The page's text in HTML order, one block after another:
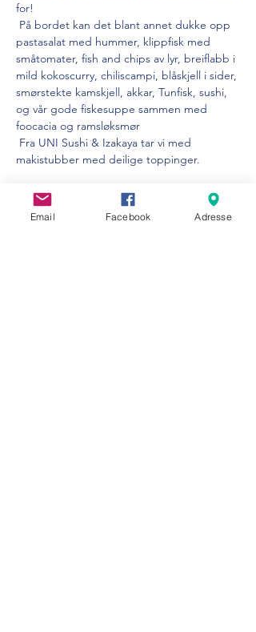
for!
På bordet kan det blant annet dukke opp
pastasalat med hummer, klippfisk med
småtomater, fish and chips av lyr, breiflabb i
mild kokoscurry, chiliscampi, blåskjell i sider,
smørstekte kamskjell, akkar, Tunfisk, sushi,
og vår gode fiskesuppe sammen med
foocacia og ramsløksmør
Fra UNI Sushi & Izakaya tar vi med
makistubber med deilige toppinger.
Pris: kr 675 inkl. dessert
Barnefamilier er hjertelig velkommen!
Email Facebook Adresse